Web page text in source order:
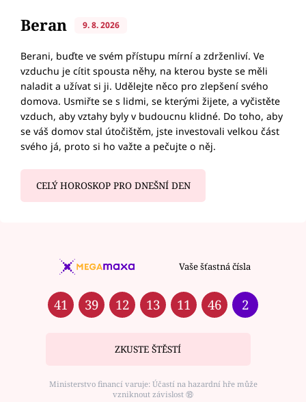
Beran 9. 8. 2026
Berani, buďte ve svém přístupu mírní a zdrženliví. Ve
vzduchu je cítit spousta něhy, na kterou byste se měli
naladit a užívat si ji. Udělejte něco pro zlepšení svého
domova. Usmiřte se s lidmi, se kterými žijete, a vyčistěte
vzduch, aby vztahy byly v budoucnu klidné. Do toho, aby
se váš domov stal útočištěm, jste investovali velkou část
svého já, proto si ho važte a pečujte o něj.
CELÝ HOROSKOP PRO DNEŠNÍ DEN
Vaše šťastná čísla
41 39 12 13 11 46 2
ZKUSTE ŠTĚSTÍ
Ministerstvo financí varuje: Účastí na hazardní hře může
vzniknout závislost ⑱